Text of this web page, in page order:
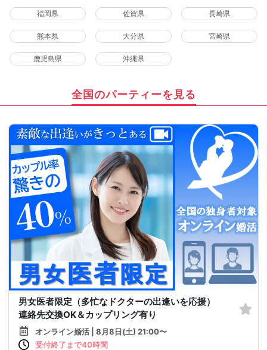
福岡県 佐賀県 長崎県
熊本県 大分県 宮崎県
鹿児島県 沖縄県
全国のパーティーを見る
男女医者限定（多忙なドクターの出逢いを応援）
連絡先交換OK＆カップリング有り
オンライン婚活 | 8月8日(土) 21:00〜
受付終了まで40時間